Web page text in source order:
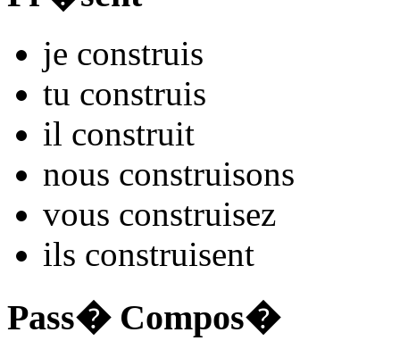
je construis
tu construis
il construit
nous construisons
vous construisez
ils construisent
Pass� Compos�